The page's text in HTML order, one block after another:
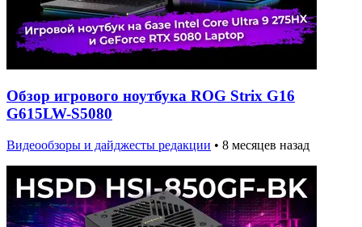
Обзор игрового ноутбука ROG Strix G16
G615LW-S5080
Видеообзоры и дайджесты редакции • 8 месяцев назад